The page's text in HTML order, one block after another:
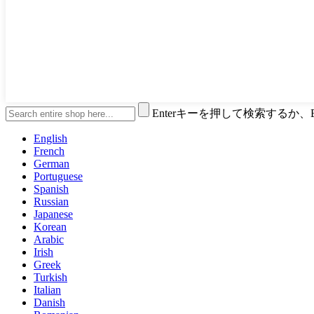
Enterキーを押して検索するか
English
French
German
Portuguese
Spanish
Russian
Japanese
Korean
Arabic
Irish
Greek
Turkish
Italian
Danish